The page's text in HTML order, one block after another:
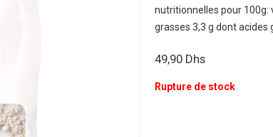
nutritionnelles pour
grasses 3,3 g dont acides
49,90 Dhs
Rupture de stock